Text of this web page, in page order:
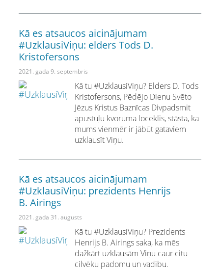
Kā es atsaucos aicinājumam
#UzklausiViņu: elders Tods D.
Kristofersons
2021. gada 9. septembris
Kā tu #UzklausiViņu? Elders D. Tods
Kristofersons, Pēdējo Dienu Svēto
Jēzus Kristus Baznīcas Divpadsmit
apustuļu kvoruma loceklis, stāsta, ka
mums vienmēr ir jābūt gataviem
uzklausīt Viņu.
Kā es atsaucos aicinājumam
#UzklausiViņu: prezidents Henrijs
B. Airings
2021. gada 31. augusts
Kā tu #UzklausiViņu? Prezidents
Henrijs B. Airings saka, ka mēs
dažkārt uzklausām Viņu caur citu
cilvēku padomu un vadību.